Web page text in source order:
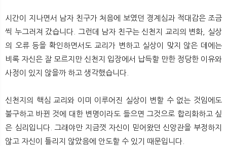
시간이 지나면서 남자 친구가 처음에 보였던 경계심과 적대감은 조금
씩 누그러져 갔습니다. 그런데 남자 친구는 신천지 교리의 변화, 실상
의 오류 등을 확인하면서도 교리가 변하고 실상이 맞지 않은 데에는
비록 자신은 잘 모르지만 신천지 입장에서 납득할 만한 정당한 이유와
사정이 있지 않을까 하고 생각했습니다.
신천지의 핵심 교리와 이미 이루어진 실상이 변할 수 없는 것임에도
불구하고 바뀐 것에 대한 변명이라도 들으면 그것으로 합리화하고 싶
은 심리입니다. 그래야만 지금껏 자신이 믿어왔던 신앙관을 부정하지
않고 자신이 틀리지 않았음에 안도할 수 있기 때문입니다.